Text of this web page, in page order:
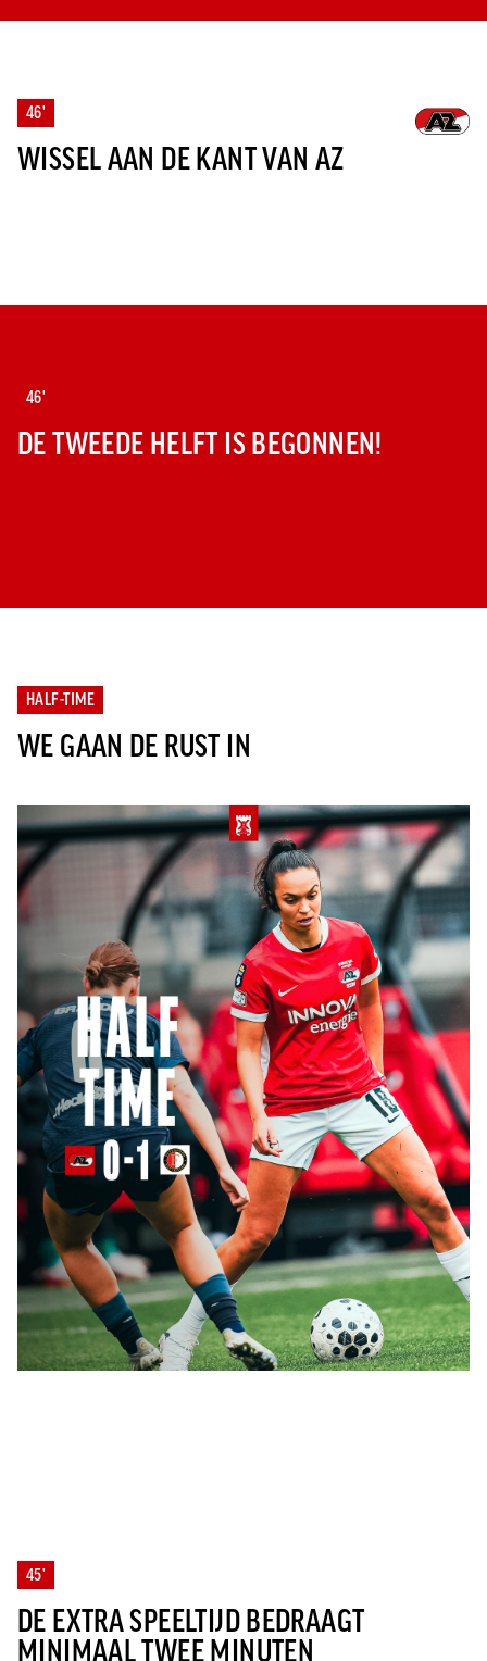
46'
WISSEL AAN DE KANT VAN AZ
46'
DE TWEEDE HELFT IS BEGONNEN!
HALF-TIME
WE GAAN DE RUST IN
45'
DE EXTRA SPEELTIJD BEDRAAGT
MINIMAAL TWEE MINUTEN